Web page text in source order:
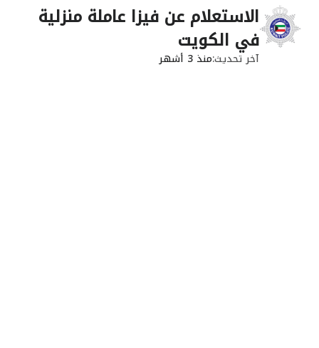
الاستعلام عن فيزا عاملة منزلية
في الكويت
آخر تحديثمنذ 3 أشهر